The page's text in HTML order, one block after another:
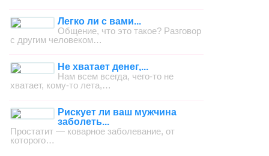
Легко ли с вами...
Общение, что это такое? Разговор
с другим человеком…
Не хватает денег,...
Нам всем всегда, чего-то не
хватает, кому-то лета,…
Рискует ли ваш мужчина
заболеть...
Простатит — коварное заболевание, от
которого…